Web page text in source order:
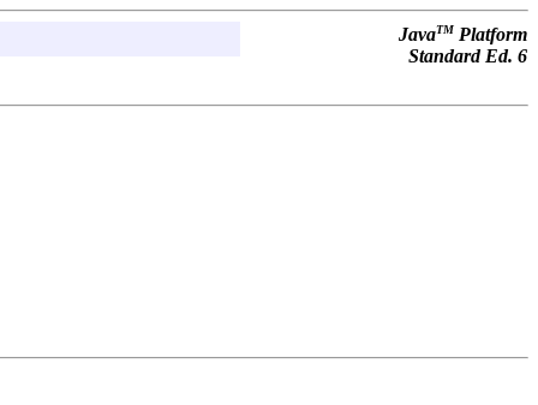
JavaTM Platform
Standard Ed. 6